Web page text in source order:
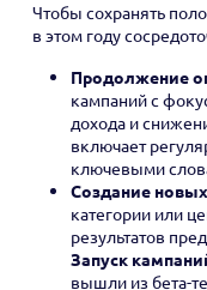
Чтобы сохранять
в этом году
Продолжение
кампаний с
дохода и
включает
ключевыми
Создание
категории или
результатов
Запуск
вышли из бета-